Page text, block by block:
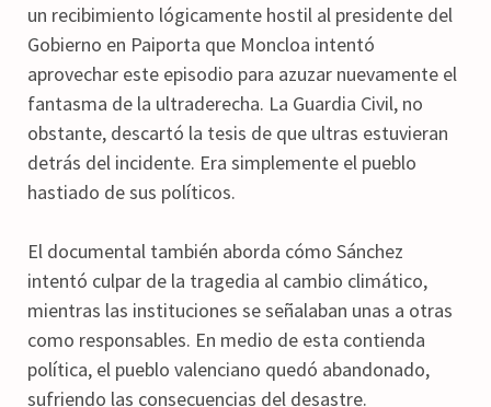
un recibimiento lógicamente hostil al presidente del
Gobierno en Paiporta que Moncloa intentó
aprovechar este episodio para azuzar nuevamente el
fantasma de la ultraderecha. La Guardia Civil, no
obstante, descartó la tesis de que ultras estuvieran
detrás del incidente. Era simplemente el pueblo
hastiado de sus políticos.
El documental también aborda cómo Sánchez
intentó culpar de la tragedia al cambio climático,
mientras las instituciones se señalaban unas a otras
como responsables. En medio de esta contienda
política, el pueblo valenciano quedó abandonado,
sufriendo las consecuencias del desastre.